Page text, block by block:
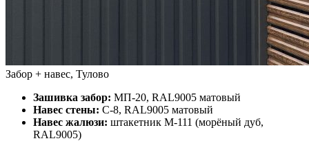
Забор + навес, Тулово
Зашивка забор: МП-20, RAL9005 матовый
Навес стены: С-8, RAL9005 матовый
Навес жалюзи: штакетник М-111 (морёный дуб,
RAL9005)